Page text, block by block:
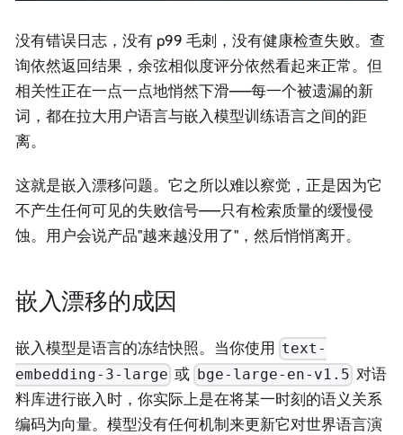
没有错误日志，没有 p99 毛刺，没有健康检查失败。查
询依然返回结果，余弦相似度评分依然看起来正常。但
相关性正在一点一点地悄然下滑——每一个被遗漏的新
词，都在拉大用户语言与嵌入模型训练语言之间的距
离。
这就是嵌入漂移问题。它之所以难以察觉，正是因为它
不产生任何可见的失败信号——只有检索质量的缓慢侵
蚀。用户会说产品"越来越没用了"，然后悄悄离开。
嵌入漂移的成因
嵌入模型是语言的冻结快照。当你使用 text-
embedding-3-large 或 bge-large-en-v1.5 对语
料库进行嵌入时，你实际上是在将某一时刻的语义关系
编码为向量。模型没有任何机制来更新它对世界语言演